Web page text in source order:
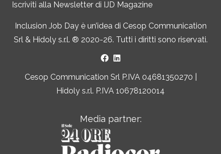
Iscriviti alla Newsletter di IJD Magazine
Inclusion Job Day è un’idea di Cesop Communication
Srl & Hidoly s.r.l. ® 2020-26. Tutti i diritti sono riservati.
Cesop Communication Srl P.IVA 04681350270 |
Hidoly s.r.l. P.IVA 10678120014
Media partner: